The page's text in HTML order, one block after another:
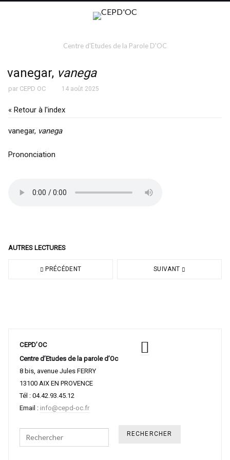
Centre d'Etudes de la Parole D'OC
vanegar, vanega
par CEPD OC 14 août 2025
« Retour à l'index
vanegar, vanega
Prononciation
AUTRES LECTURES
PRÉCÉDENT SUIVANT
CEPD’OC
Centre d’Etudes de la parole d’Oc
8 bis, avenue Jules FERRY
13100 AIX EN PROVENCE
Tél : 04.42.93.45.12
Email : info@cepd-oc.fr
Search